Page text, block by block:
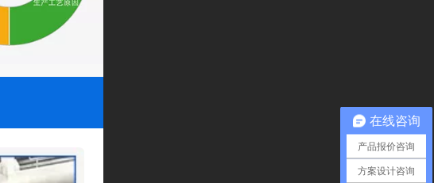
在线咨询
产品报价咨询
方案设计咨询